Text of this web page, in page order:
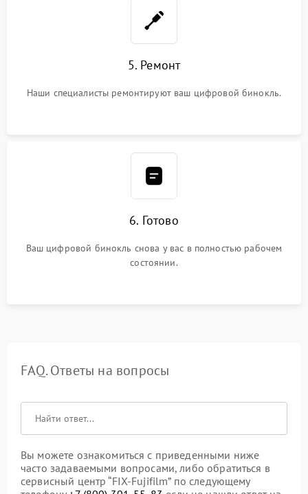
5. Ремонт
Наши специалисты ремонтируют ваш цифровой бинокль.
6. Готово
Ваш цифровой бинокль снова у вас в полностью рабочем
состоянии.
FAQ. Ответы на вопросы
Вы можете ознакомиться с приведенными ниже
часто задаваемыми вопросами, либо обратиться в
сервисный центр “FIX-Fujifilm” по следующему